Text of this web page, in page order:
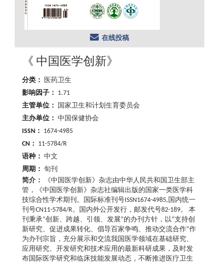
在线投稿
《 中国医学创新》
分类： 医药卫生
影响因子： 1.71
主管单位：
国家卫生和计划生育委员会
主办单位： 中国保健协会
ISSN： 1674-4985
CN： 11-5784/R
语种： 中文
周期： 旬刊
简介：
《中国医学创新》杂志由中华人民共和国卫生部主
管，《中国医学创新》杂志社编辑出版的国家一类医学科
技综合性学术期刊。国际标准刊号ISSN1674-4985,国内统一
刊号CN11-5784/R。国内外公开发行，邮发代号82-189。 本
刊秉承“创新、跨越、引领、发展”的办刊方针，以“支持创
新研究、促进成果转化、倡导百家争鸣、推动交流合作”作
为办刊宗旨，充分展示和交流我国医学领域在基础研究、
应用研究、开发研究和技术应用的最新科研成果，及时发
布国际医学研究和临床技能发展动态，不断推进医疗卫生